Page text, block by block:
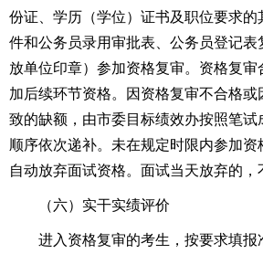
份证、学历（学位）证书及职位要求的
件和公务员录用审批表、公务员登记表
放单位印章）参加资格复审。资格复审
加后续环节资格。因资格复审不合格或
致的缺额，由市委目标绩效办按照笔试
顺序依次递补。未在规定时限内参加资
自动放弃面试资格。面试当天放弃的，
（六）实干实绩评价
进入资格复审的考生，按要求填报